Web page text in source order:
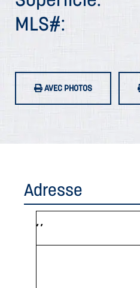
MLS#:
AVEC PHOTOS
Adresse
, ,